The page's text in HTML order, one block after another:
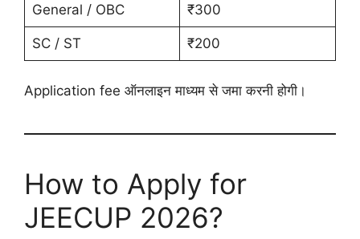
General / OBC ₹300
SC / ST ₹200
Application fee ऑनलाइन माध्यम से जमा करनी होगी।
How to Apply for
JEECUP 2026?